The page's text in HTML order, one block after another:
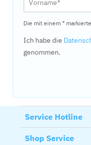
Die mit einem *
Ich habe die
genommen.
Service Hotline
Shop Service